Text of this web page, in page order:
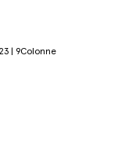
| 9Colonne